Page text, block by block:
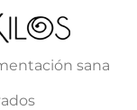
sana